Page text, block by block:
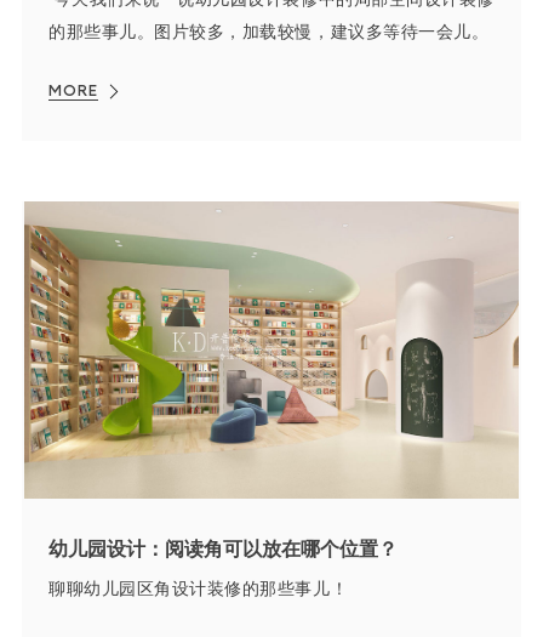
的那些事儿。图片较多，加载较慢，建议多等待一会儿。
MORE
幼儿园设计：阅读角可以放在哪个位置？
聊聊幼儿园区角设计装修的那些事儿！